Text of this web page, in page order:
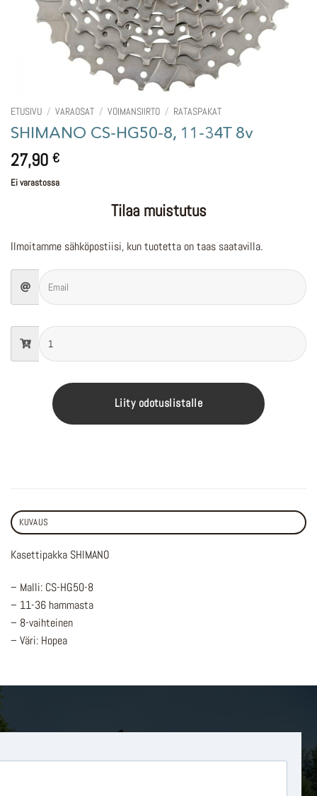
ETUSIVU / VARAOSAT / VOIMANSIIRTO / RATASPAKAT
SHIMANO CS-HG50-8, 11-34T 8v
27,90 €
Ei varastossa
Tilaa muistutus
Ilmoitamme sähköpostiisi, kun tuotetta on taas saatavilla.
Liity odotuslistalle
KUVAUS
Kasettipakka SHIMANO
– Malli: CS-HG50-8
– 11-36 hammasta
– 8-vaihteinen
– Väri: Hopea